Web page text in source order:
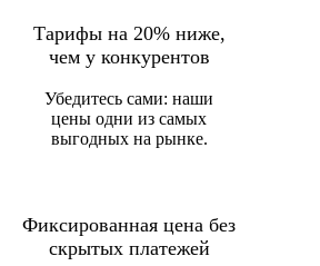
Тарифы на 20% ниже,
чем у конкурентов
Убедитесь сами: наши
цены одни из самых
выгодных на рынке.
Фиксированная цена без
скрытых платежей